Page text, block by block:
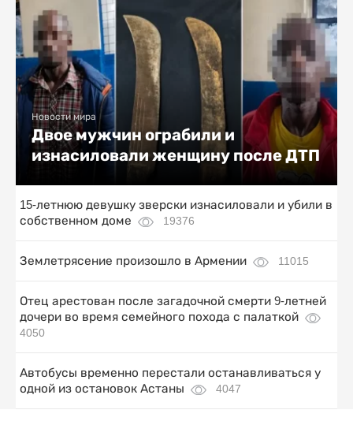
Новости мира
Двое мужчин ограбили и
изнасиловали женщину после ДТП
15-летнюю девушку зверски изнасиловали и убили в
собственном доме
19376
Землетрясение произошло в Армении 11015
Отец арестован после загадочной смерти 9-летней
дочери во время семейного похода с палаткой
4050
Автобусы временно перестали останавливаться у
одной из остановок Астаны
4047